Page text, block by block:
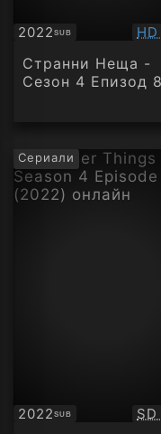
2022SUB
Субтитри
Странни Неща -
Сезон 4 Епизод 8
Сериали
2022SUB
Субтитри